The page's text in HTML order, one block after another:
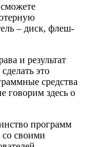
– диск, флеш-
и результат
это
средства
говорим здесь о
программ
со своими